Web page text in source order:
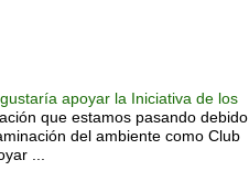
apoyar la Iniciativa de los
que estamos pasando debido
del ambiente como Club
...